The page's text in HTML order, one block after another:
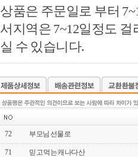
상품은 주문일로 부터
서지역은 7~12일정도
실 수 있습니다.
72 부모님 선물로
71 믿고 먹는 캐나다산